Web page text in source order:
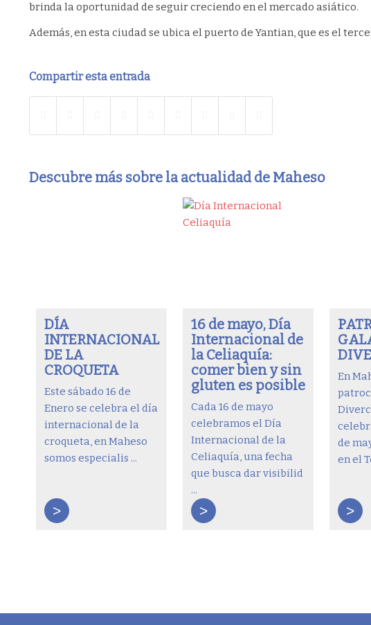
brinda la oportunidad de seguir creciendo en el mercado asiático.
Además, en esta ciudad se ubica el puerto de Yantian, que es el
Compartir esta entrada
Descubre más sobre la actualidad de Maheso
DÍA
INTERNACIONAL
DE LA
CROQUETA
Este sábado 16 de
Enero se celebra el día
internacional de la
croqueta, en Maheso
somos especialis ...
>
16 de mayo, Día
Internacional de
la Celiaquía:
comer bien y sin
gluten es posible
Cada 16 de mayo
celebramos el Día
Internacional de la
Celiaquía, una fecha
que busca dar visibilid
...
>
En
de
en el
>